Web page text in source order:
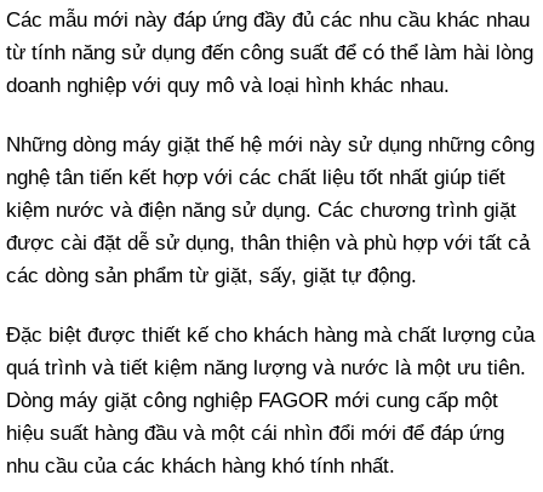
Các mẫu mới này đáp ứng đầy đủ các nhu cầu khác nhau
từ tính năng sử dụng đến công suất để có thể làm hài lòng
doanh nghiệp với quy mô và loại hình khác nhau.
Những dòng máy giặt thế hệ mới này sử dụng những công
nghệ tân tiến kết hợp với các chất liệu tốt nhất giúp tiết
kiệm nước và điện năng sử dụng. Các chương trình giặt
được cài đặt dễ sử dụng, thân thiện và phù hợp với tất cả
các dòng sản phẩm từ giặt, sấy, giặt tự động.
Đặc biệt được thiết kế cho khách hàng mà chất lượng của
quá trình và tiết kiệm năng lượng và nước là một ưu tiên.
Dòng máy giặt công nghiệp FAGOR mới cung cấp một
hiệu suất hàng đầu và một cái nhìn đổi mới để đáp ứng
nhu cầu của các khách hàng khó tính nhất.